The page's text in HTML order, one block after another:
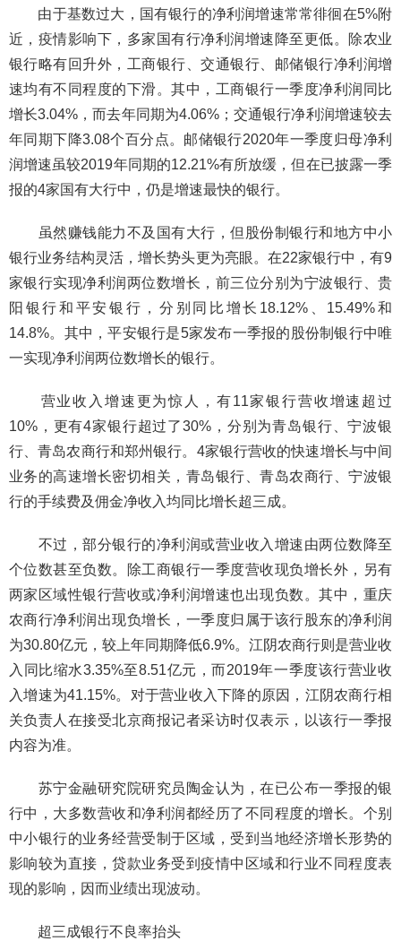
由于基数过大，国有银行的净利润增速常常徘徊在5%附
近，疫情影响下，多家国有行净利润增速降至更低。除农业
银行略有回升外，工商银行、交通银行、邮储银行净利润增
速均有不同程度的下滑。其中，工商银行一季度净利润同比
增长3.04%，而去年同期为4.06%；交通银行净利润增速较去
年同期下降3.08个百分点。邮储银行2020年一季度归母净利
润增速虽较2019年同期的12.21%有所放缓，但在已披露一季
报的4家国有大行中，仍是增速最快的银行。
虽然赚钱能力不及国有大行，但股份制银行和地方中小
银行业务结构灵活，增长势头更为亮眼。在22家银行中，有9
家银行实现净利润两位数增长，前三位分别为宁波银行、贵
阳银行和平安银行，分别同比增长18.12%、15.49%和
14.8%。其中，平安银行是5家发布一季报的股份制银行中唯
一实现净利润两位数增长的银行。
营业收入增速更为惊人，有11家银行营收增速超过
10%，更有4家银行超过了30%，分别为青岛银行、宁波银
行、青岛农商行和郑州银行。4家银行营收的快速增长与中间
业务的高速增长密切相关，青岛银行、青岛农商行、宁波银
行的手续费及佣金净收入均同比增长超三成。
不过，部分银行的净利润或营业收入增速由两位数降至
个位数甚至负数。除工商银行一季度营收现负增长外，另有
两家区域性银行营收或净利润增速也出现负数。其中，重庆
农商行净利润出现负增长，一季度归属于该行股东的净利润
为30.80亿元，较上年同期降低6.9%。江阴农商行则是营业收
入同比缩水3.35%至8.51亿元，而2019年一季度该行营业收
入增速为41.15%。对于营业收入下降的原因，江阴农商行相
关负责人在接受北京商报记者采访时仅表示，以该行一季报
内容为准。
苏宁金融研究院研究员陶金认为，在已公布一季报的银
行中，大多数营收和净利润都经历了不同程度的增长。个别
中小银行的业务经营受制于区域，受到当地经济增长形势的
影响较为直接，贷款业务受到疫情中区域和行业不同程度表
现的影响，因而业绩出现波动。
超三成银行不良率抬头